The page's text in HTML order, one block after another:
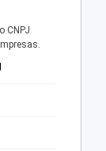
CNPJ